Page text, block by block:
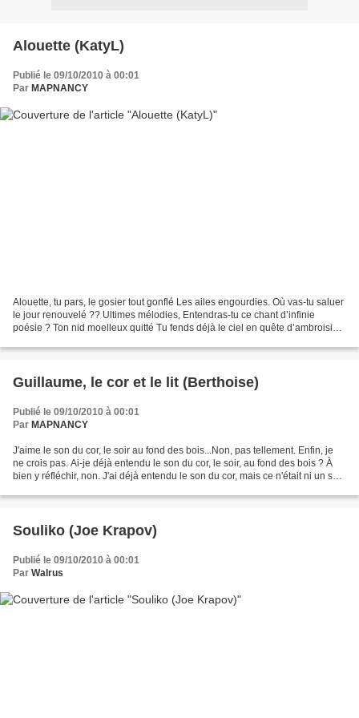
Alouette (KatyL)
Publié le 09/10/2010 à 00:01
Par MAPNANCY
Alouette, tu pars, le gosier tout gonflé Les ailes engourdies. Où vas-tu saluer
le jour renouvelé ?? Ultimes mélodies, Entendras-tu ce chant d’infinie
poésie ? Ton nid moelleux quitté Tu fends déjà le ciel en quête d’ambroisie,
Guillaume, le cor et le lit (Berthoise)
Publié le 09/10/2010 à 00:01
Par MAPNANCY
J'aime le son du cor, le soir au fond des bois...Non, pas tellement. Enfin, je
ne crois pas. Ai-je déjà entendu le son du cor, le soir, au fond des bois ? À
bien y réfléchir, non. J'ai déjà entendu le son du cor, mais ce n'était ni un soir,
Souliko (Joe Krapov)
Publié le 09/10/2010 à 00:01
Par Walrus